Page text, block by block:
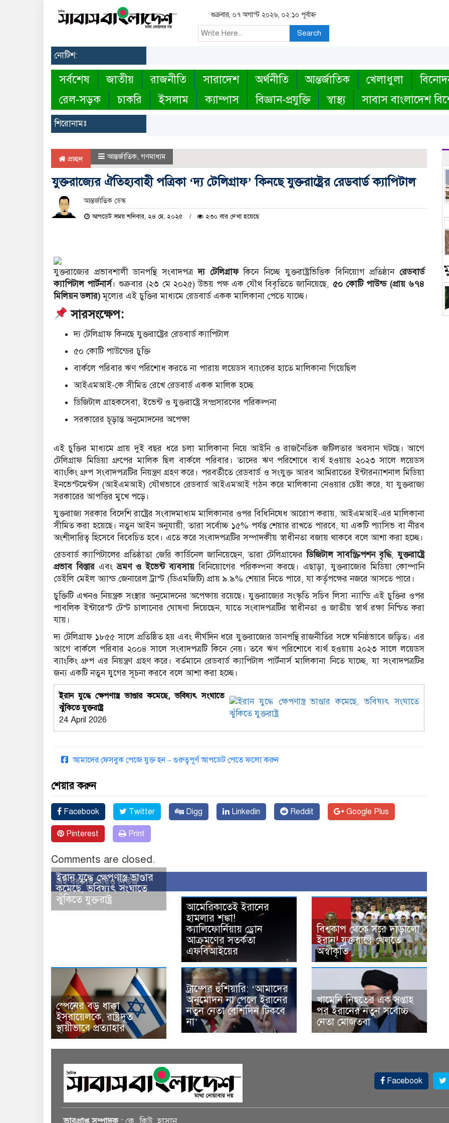
শুক্রবার, ০৭ অগাস্ট ২০২৬, ০২:১০ পূর্বাহ্ন
Search
নোটিশ:
সর্বশেষ জাতীয় রাজনীতি সারাদেশ অর্থনীতি আন্তর্জাতিক খেলাধুলা
রেল-সড়ক
চাকরি ইসলাম ক্যাম্পাস বিজ্ঞান-প্রযুক্তি স্বাস্থ্য সাবাস বাংলাদেশ
শিরোনামঃ
প্রচ্ছদ আন্তর্জাতিক, গণমাধ্যম
যুক্তরাজ্যের ঐতিহ্যবাহী পত্রিকা ‘দ্য টেলিগ্রাফ’ কিনছে যুক্তরাষ্ট্রের রেডবার্ড ক্যাপিটাল
আন্তর্জাতিক ডেস্ক
আপডেট সময় শনিবার, ২৪ মে, ২০২৫ ২৩০ বার দেখা হয়েছে
যুক্তরাজ্যের প্রভাবশালী ডানপন্থি সংবাদপত্রদ্য টেলিগ্রাফকিনে নিচ্ছে যুক্তরাষ্ট্রভিত্তিক বিনিয়োগ প্রতিষ্ঠানরেডবার্ড
ক্যাপিটাল পার্টনার্স। শুক্রবার (২৩ মে ২০২৫) উভয় পক্ষ এক যৌথ বিবৃতিতে জানিয়েছে, ৫০ কোটি পাউন্ড (প্রায় ৬৭৪
মিলিয়ন ডলার)মূল্যের এই চুক্তির মাধ্যমে রেডবার্ড একক মালিকানা পেতে যাচ্ছে।
সারসংক্ষেপ:
দ্য টেলিগ্রাফ কিনছে যুক্তরাষ্ট্রের রেডবার্ড ক্যাপিটাল
৫০ কোটি পাউন্ডের চুক্তি
বার্কলে পরিবার ঋণ পরিশোধ করতে না পারায় লয়েডস ব্যাংকের হাতে মালিকানা গিয়েছিল
আইএমআই-কে সীমিত রেখে রেডবার্ড একক মালিক হচ্ছে
ডিজিটাল গ্রাহকসেবা, ইভেন্ট ও যুক্তরাষ্ট্রে সম্প্রসারণের পরিকল্পনা
সরকারের চূড়ান্ত অনুমোদনের অপেক্ষা
এই চুক্তির মাধ্যমে প্রায় দুই বছর ধরে চলা মালিকানা নিয়ে আইনি ও রাজনৈতিক জটিলতার অবসান ঘটছে। আগে
টেলিগ্রাফ মিডিয়া গ্রুপের মালিক ছিল বার্কলে পরিবার। তাদের ঋণ পরিশোধে ব্যর্থ হওয়ায় ২০২৩ সালে লয়েডস
ব্যাংকিং গ্রুপ সংবাদপত্রটির নিয়ন্ত্রণ গ্রহণ করে। পরবর্তীতে রেডবার্ড ও সংযুক্ত আরব আমিরাতের ইন্টারন্যাশনাল মিডিয়া
ইনভেস্টমেন্টস (আইএমআই) যৌথভাবে রেডবার্ড আইএমআই গঠন করে মালিকানা নেওয়ার চেষ্টা করে, যা যুক্তরাজ্য
সরকারের আপত্তির মুখে পড়ে।
যুক্তরাজ্য সরকার বিদেশি রাষ্ট্রের সংবাদমাধ্যম মালিকানার ওপর বিধিনিষেধ আরোপ করায়, আইএমআই-এর মালিকানা
সীমিত করা হয়েছে। নতুন আইন অনুযায়ী, তারা সর্বোচ্চ ১৫% পর্যন্ত শেয়ার রাখতে পারবে, যা একটি প্যাসিভ বা নীরব
অংশীদারিত্ব হিসেবে বিবেচিত হবে। এতে করে সংবাদপত্রটির সম্পাদকীয় স্বাধীনতা বজায় থাকবে বলে আশা করা হচ্ছে।
রেডবার্ড ক্যাপিটালের প্রতিষ্ঠাতা জেরি কার্ডিনেল জানিয়েছেন, তারা টেলিগ্রাফেরডিজিটাল সাবস্ক্রিপশন বৃদ্ধি,যুক্তরাষ্ট্রে
প্রভাব বিস্তারএবংভ্রমণ ও ইভেন্ট ব্যবসায়বিনিয়োগের পরিকল্পনা করছে। এছাড়া, যুক্তরাজ্যের মিডিয়া কোম্পানি
ডেইলি মেইল অ্যান্ড জেনারেল ট্রাস্ট (ডিএমজিটি) প্রায় ৯.৯% শেয়ার নিতে পারে, যা কর্তৃপক্ষের নজরে আসতে পারে।
চুক্তিটি এখনও নিয়ন্ত্রক সংস্থার অনুমোদনের অপেক্ষায় রয়েছে। যুক্তরাজ্যের সংস্কৃতি সচিব লিসা ন্যান্ডি এই চুক্তির ওপর
পাবলিক ইন্টারেস্ট টেস্ট চালানোর ঘোষণা দিয়েছেন, যাতে সংবাদপত্রটির স্বাধীনতা ও জাতীয় স্বার্থ রক্ষা নিশ্চিত করা
যায়।
দ্য টেলিগ্রাফ ১৮৫৫ সালে প্রতিষ্ঠিত হয় এবং দীর্ঘদিন ধরে যুক্তরাজ্যের ডানপন্থি রাজনীতির সঙ্গে ঘনিষ্ঠভাবে জড়িত। এর
আগে বার্কলে পরিবার ২০০৪ সালে সংবাদপত্রটি কিনে নেয়। তবে ঋণ পরিশোধে ব্যর্থ হওয়ায় ২০২৩ সালে লয়েডস
ব্যাংকিং গ্রুপ এর নিয়ন্ত্রণ গ্রহণ করে। বর্তমানে রেডবার্ড ক্যাপিটাল পার্টনার্স মালিকানা নিতে যাচ্ছে, যা সংবাদপত্রটির
জন্য একটি নতুন যুগের সূচনা করবে বলে আশা করা হচ্ছে।
ইরান যুদ্ধে ক্ষেপণাস্ত্র ভাণ্ডার কমেছে, ভবিষ্যৎ সংঘাতে
ঝুঁকিতে যুক্তরাষ্ট্র
24 April 2026
আমাদের ফেসবুক পেজে যুক্ত হন – গুরুত্বপূর্ণ আপডেট পেতে ফলো করুন
শেয়ার করুন
Facebook Twitter Digg Linkedin Reddit Google Plus
Pinterest Print
Comments are closed.
এই ধরনের আরও নিউজ
ইরান যুদ্ধে ক্ষেপণাস্ত্র ভাণ্ডার
কমেছে, ভবিষ্যৎ সংঘাতে
ঝুঁকিতে যুক্তরাষ্ট্র
আমেরিকাতেই ইরানের
হামলার শঙ্কা!
ক্যালিফোর্নিয়ায় ড্রোন
আক্রমণের সতর্কতা
এফবিআইয়ের
বিশ্বকাপ থেকে সরে দাঁড়ালো
ইরান! যুক্তরাষ্ট্রে খেলতে
অস্বীকৃতি
স্পেনের বড় ধাক্কা
ইসরায়েলকে, রাষ্ট্রদূত
স্থায়ীভাবে প্রত্যাহার
ট্রাম্পের হুঁশিয়ারি: ‘আমাদের
অনুমোদন না পেলে ইরানের
নতুন নেতা বেশিদিন টিকবে
না’
খামেনি নিহতের এক সপ্তাহ
পর ইরানের নতুন সর্বোচ্চ
নেতা মোজতবা
Facebook